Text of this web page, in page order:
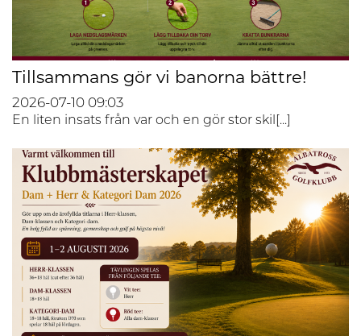
Tillsammans gör vi banorna bättre!
2026-07-10 09:03
En liten insats från var och en gör stor skil[...]